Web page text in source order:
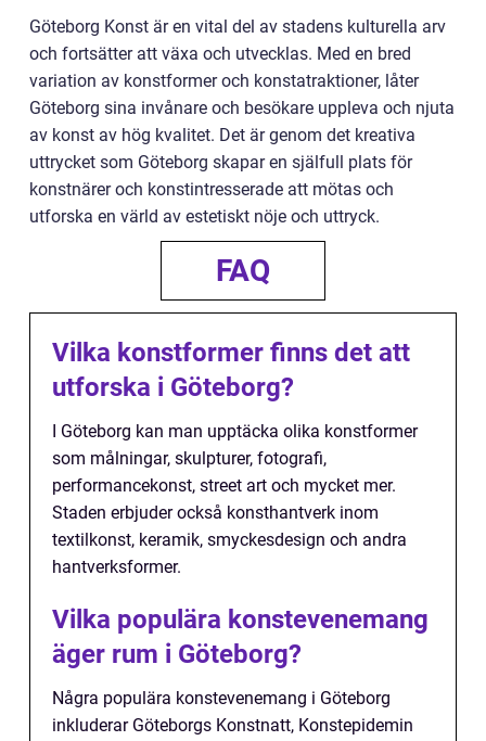
Göteborg Konst är en vital del av stadens kulturella arv
och fortsätter att växa och utvecklas. Med en bred
variation av konstformer och konstatraktioner, låter
Göteborg sina invånare och besökare uppleva och njuta
av konst av hög kvalitet. Det är genom det kreativa
uttrycket som Göteborg skapar en själfull plats för
konstnärer och konstintresserade att mötas och
utforska en värld av estetiskt nöje och uttryck.
FAQ
Vilka konstformer finns det att
utforska i Göteborg?
I Göteborg kan man upptäcka olika konstformer
som målningar, skulpturer, fotografi,
performancekonst, street art och mycket mer.
Staden erbjuder också konsthantverk inom
textilkonst, keramik, smyckesdesign och andra
hantverksformer.
Vilka populära konstevenemang
äger rum i Göteborg?
Några populära konstevenemang i Göteborg
inkluderar Göteborgs Konstnatt, Konstepidemin